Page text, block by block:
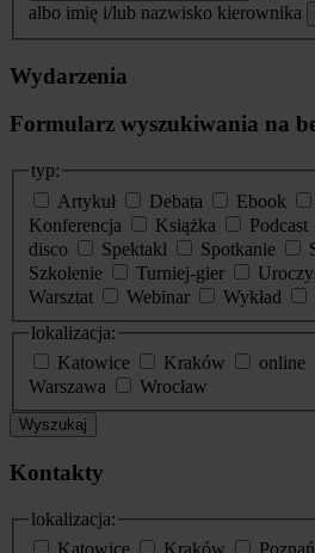
albo imię i/lub nazwisko kierownika
Wydarzenia
Formularz wyszukiwania na
typ:
Artykuł
Debata Ebook
Konferencja
Książka Podcast
disco
Spektakl Spotkanie
Szkolenie
Turniej-gier
Warsztat
Webinar Wykład
lokalizacja:
Katowice
Kraków online
Warszawa
Wrocław
Wyszukaj
Kontakty
lokalizacja: